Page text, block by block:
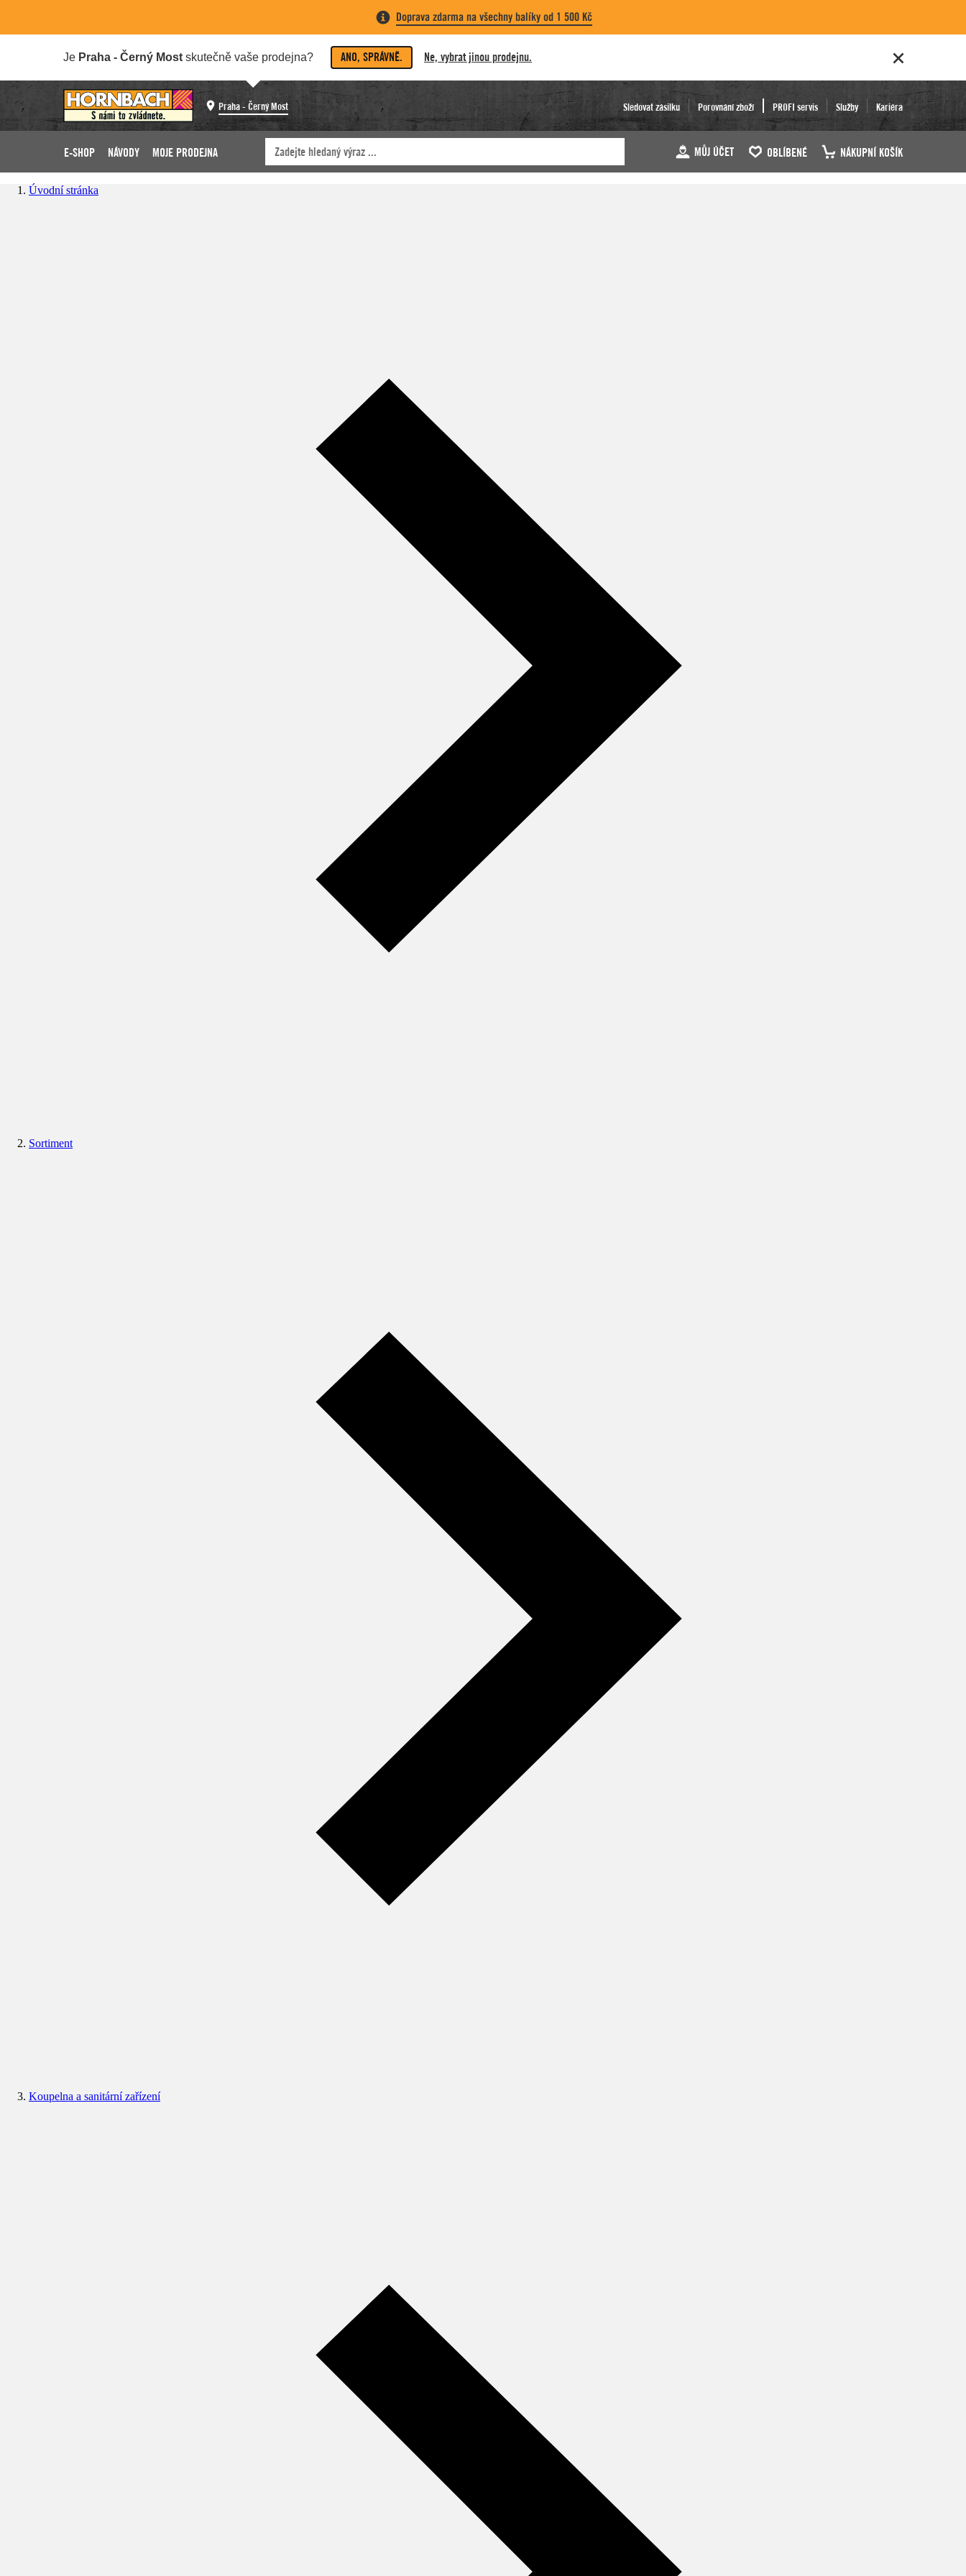
Doprava zdarma na všechny balíky od 1 500 Kč
Je Praha - Černý Most skutečně vaše prodejna? ANO, SPRÁVNĚ. Ne, vybrat jinou prodejnu.
Praha - Černý Most Sledovat zásilku Porovnání zboží PROFI servis Služby Kariéra
E-SHOP NÁVODY MOJE PRODEJNA MŮJ ÚČET OBLÍBENÉ NÁKUPNÍ KOŠÍK
Úvodní stránka
Sortiment
Koupelna a sanitární zařízení